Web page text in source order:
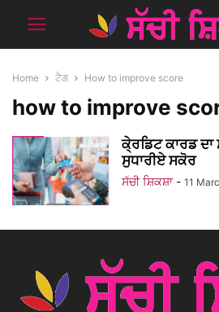
Home ਟੈਗ How to improve score
how to improve
ਕੇ੍ਰਡਿਟ ਕਾਰਡ
ਸੁਧਾਰੀਏ ਸਕੋਰ
ਸੱਚੀ ਸ਼ਿਕਸ਼ਾ - 11